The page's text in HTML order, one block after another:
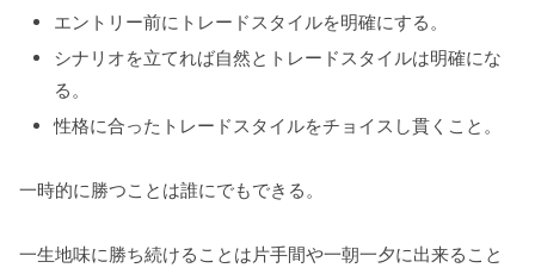
エントリー前にトレードスタイルを明確にする。
シナリオを立てれば自然とトレードスタイルは明確にな
る。
性格に合ったトレードスタイルをチョイスし貫くこと。
一時的に勝つことは誰にでもできる。
一生地味に勝ち続けることは片手間や一朝一夕に出来ること